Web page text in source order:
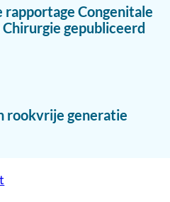
rapportage Congenitale
gepubliceerd
rookvrije generatie